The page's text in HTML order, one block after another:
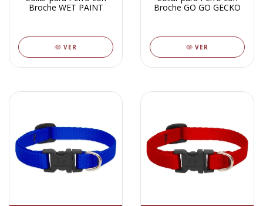
Broche WET PAINT
VER
Broche GO GO GECKO
VER